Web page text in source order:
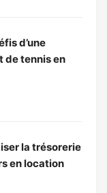
d’une
de tennis en
la trésorerie
en location